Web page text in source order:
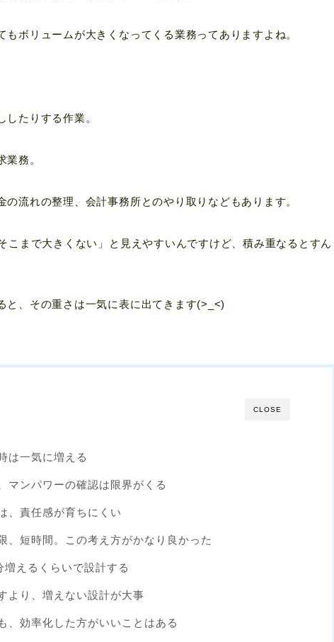
ボリュームが大きくなってくる業務ってありますよね。
たりする作業。
業務。
流れの整理、会計事務所とのやり取りなどもあります。
こまで大きくない」と見えやすいんですけど、積み重なるとすん
と、その重さは一気に表に出てきます(>_<)
CLOSE
は一気に増える
マンパワーの確認は限界がくる
、責任感が育ちにくい
、短時間。この考え方がかなり良かった
増えるくらいで設計する
より、増えない設計が大事
、効率化した方がいいことはある